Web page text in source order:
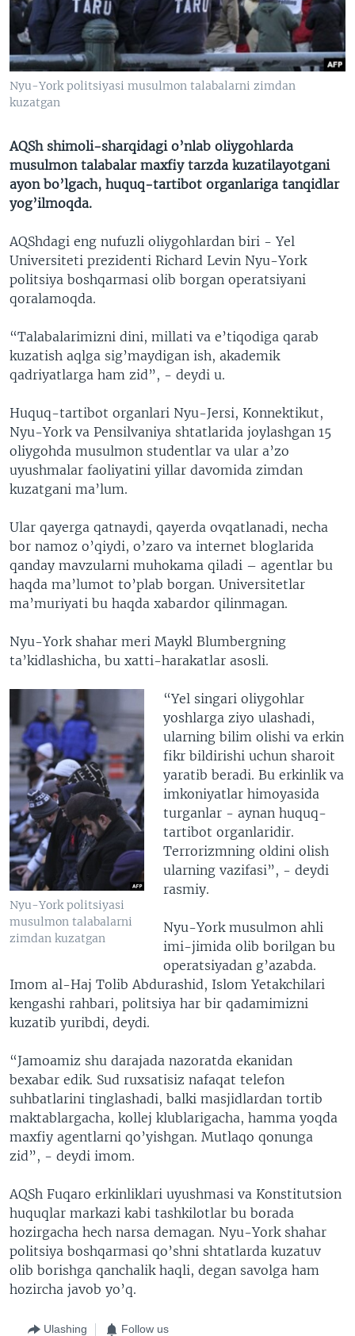
VIDEO
XABARLAR SURATLARDA
ODNOKLASSNIKI
TELEGRAM
TWITTER
SOUNDCLOUD
VOA
Nyu-York politsiyasi musulmon talabalarni zimdan
kuzatgan
AQSh shimoli-sharqidagi o’nlab oliygohlarda
musulmon talabalar maxfiy tarzda kuzatilayotgani
ayon bo’lgach, huquq-tartibot organlariga tanqidlar
yog’ilmoqda.
AQShdagi eng nufuzli oliygohlardan biri - Yel
Universiteti prezidenti Richard Levin Nyu-York
politsiya boshqarmasi olib borgan operatsiyani
qoralamoqda.
“Talabalarimizni dini, millati va e’tiqodiga qarab
kuzatish aqlga sig’maydigan ish, akademik
qadriyatlarga ham zid”, - deydi u.
Huquq-tartibot organlari Nyu-Jersi, Konnektikut,
Nyu-York va Pensilvaniya shtatlarida joylashgan 15
oliygohda musulmon studentlar va ular a’zo
uyushmalar faoliyatini yillar davomida zimdan
kuzatgani ma’lum.
Ular qayerga qatnaydi, qayerda ovqatlanadi, necha
bor namoz o’qiydi, o’zaro va internet bloglarida
qanday mavzularni muhokama qiladi – agentlar bu
haqda ma’lumot to’plab borgan. Universitetlar
ma’muriyati bu haqda xabardor qilinmagan.
Nyu-York shahar meri Maykl Blumbergning
ta’kidlashicha, bu xatti-harakatlar asosli.
Nyu-York politsiyasi
musulmon talabalarni
zimdan kuzatgan
“Yel singari oliygohlar
yoshlarga ziyo ulashadi,
ularning bilim olishi va erkin
fikr bildirishi uchun sharoit
yaratib beradi. Bu erkinlik va
imkoniyatlar himoyasida
turganlar - aynan huquq-
tartibot organlaridir.
Terrorizmning oldini olish
ularning vazifasi”, - deydi
rasmiy.
Nyu-York musulmon ahli
imi-jimida olib borilgan bu
operatsiyadan g’azabda.
Imom al-Haj Tolib Abdurashid, Islom Yetakchilari
kengashi rahbari, politsiya har bir qadamimizni
kuzatib yuribdi, deydi.
“Jamoamiz shu darajada nazoratda ekanidan
bexabar edik. Sud ruxsatisiz nafaqat telefon
suhbatlarini tinglashadi, balki masjidlardan tortib
maktablargacha, kollej klublarigacha, hamma yoqda
maxfiy agentlarni qo’yishgan. Mutlaqo qonunga
zid”, - deydi imom.
AQSh Fuqaro erkinliklari uyushmasi va Konstitutsion
huquqlar markazi kabi tashkilotlar bu borada
hozirgacha hech narsa demagan. Nyu-York shahar
politsiya boshqarmasi qo’shni shtatlarda kuzatuv
olib borishga qanchalik haqli, degan savolga ham
hozircha javob yo’q.
Ulashing Follow us